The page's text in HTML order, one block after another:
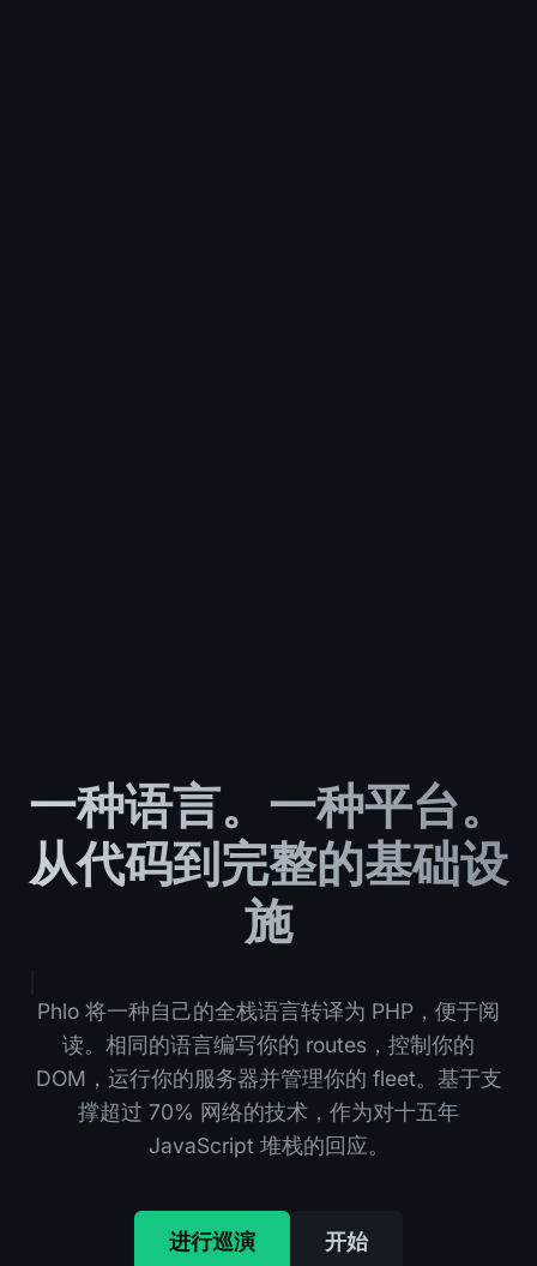
一种语言。一种平台。
从代码到完整的基础设
施
Phlo 将一种自己的全栈语言转译为 PHP，便于阅
读。相同的语言编写你的 routes，控制你的
DOM，运行你的服务器并管理你的 fleet。基于支
撑超过 70% 网络的技术，作为对十五年
JavaScript 堆栈的回应。
进行巡演 开始